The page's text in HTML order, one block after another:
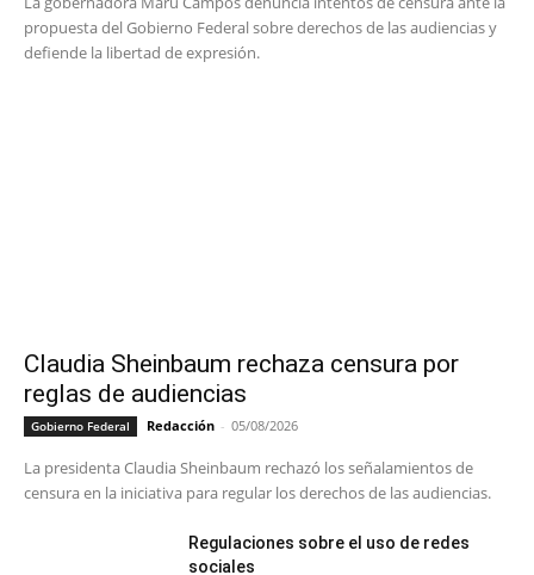
propuesta del Gobierno Federal sobre derechos de las audiencias y
defiende la libertad de expresión.
Claudia Sheinbaum rechaza censura por
reglas de audiencias
Gobierno Federal Redacción - 05/08/2026
La presidenta Claudia Sheinbaum rechazó los señalamientos de
censura en la iniciativa para regular los derechos de las audiencias.
Regulaciones sobre el uso de redes
sociales